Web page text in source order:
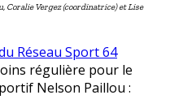
Coralie Vergez (coordinatrice) et Lise
Réseau Sport 64
régulière pour le
Nelson Paillou :